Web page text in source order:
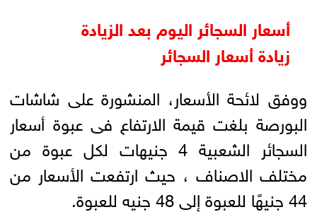
أسعار السجائر اليوم بعد الزيادة
زيادة أسعار السجائر
ووفق لائحة الأسعار، المنشورة على شاشات
البورصة بلغت قيمة الارتفاع فى عبوة أسعار
السجائر الشعبية 4 جنيهات لكل عبوة من
مختلف الاصناف ، حيث ارتفعت الأسعار من
44 جنيهًا للعبوة إلى 48 جنيه للعبوة.